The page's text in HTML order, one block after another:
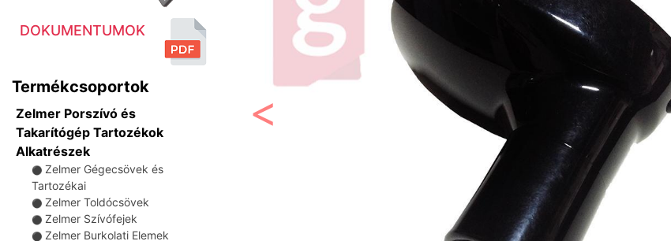
DOKUMENTUMOK
Termékcsoportok
Zelmer Porszívó és
Takarítógép Tartozékok
Alkatrészek
⚫ Zelmer Gégecsövek és
Tartozékai
⚫ Zelmer Toldócsövek
⚫ Zelmer Szívófejek
⚫ Zelmer Burkolati Elemek
Előző